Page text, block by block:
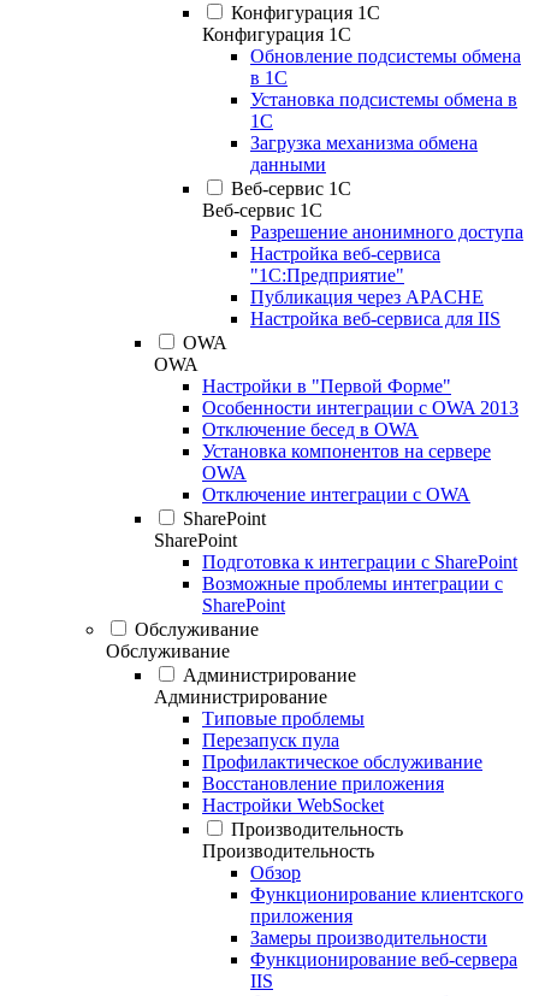
Конфигурация 1С
Конфигурация 1С
Обновление подсистемы обмена
в 1С
Установка подсистемы обмена в
1С
Загрузка механизма обмена
данными
Веб-сервис 1С
Веб-сервис 1С
Разрешение анонимного доступа
Настройка веб-сервиса
"1С:Предприятие"
Публикация через APACHE
Настройка веб-сервиса для IIS
OWA
OWA
Настройки в "Первой Форме"
Особенности интеграции с OWA 2013
Отключение бесед в OWA
Установка компонентов на сервере
OWA
Отключение интеграции с OWA
SharePoint
SharePoint
Подготовка к интеграции с SharePoint
Возможные проблемы интеграции с
SharePoint
Обслуживание
Обслуживание
Администрирование
Администрирование
Типовые проблемы
Перезапуск пула
Профилактическое обслуживание
Восстановление приложения
Настройки WebSocket
Производительность
Производительность
Обзор
Функционирование клиентского
приложения
Замеры производительности
Функционирование веб-сервера
IIS